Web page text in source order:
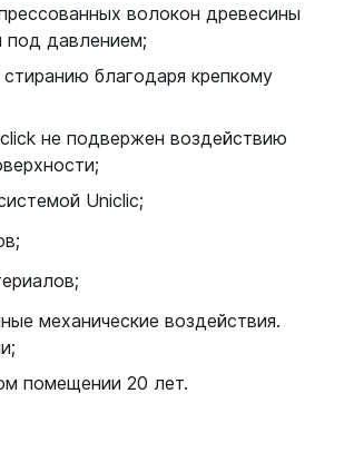
волокон древесины
под давлением;
благодаря крепкому
не подвержен воздействию
Uniclic;
механические воздействия.
помещении 20 лет.